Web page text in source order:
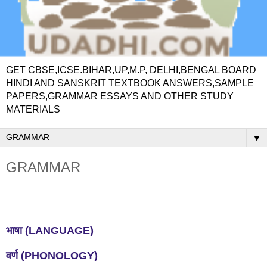
GET CBSE,ICSE.BIHAR,UP,M.P, DELHI,BENGAL BOARD
HINDI AND SANSKRIT TEXTBOOK ANSWERS,SAMPLE
PAPERS,GRAMMAR ESSAYS AND OTHER STUDY
MATERIALS
▼
GRAMMAR
भाषा(LANGUAGE)
वर्ण(PHONOLOGY)